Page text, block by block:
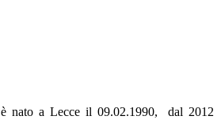
è nato a Lecce il 09.02.1990, dal 2012